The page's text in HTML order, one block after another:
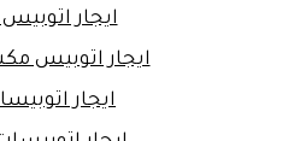
ايجار
ايجار اتوبيس
ايجار